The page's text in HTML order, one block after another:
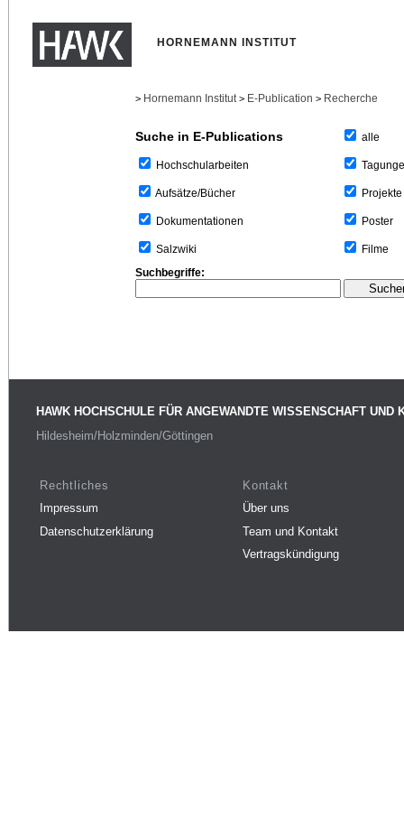
HORNEMANN INSTITUT
> Hornemann Institut > E-Publication > Recherche
Suche in E-Publications
Hochschularbeiten
Aufsätze/Bücher
Dokumentationen
Salzwiki
alle
Projekte
Poster
Filme
Suchbegriffe:
HAWK HOCHSCHULE FÜR ANGEWANDTE WISSENSCHAFT UND
Hildesheim/Holzminden/Göttingen
Rechtliches
Impressum
Datenschutzerklärung
Kontakt
Über uns
Team und Kontakt
Vertragskündigung